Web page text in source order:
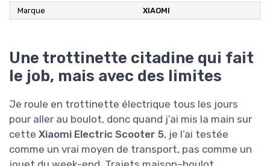
Marque ‎XIAOMI
Une trottinette citadine qui fait
le job, mais avec des limites
Je roule en trottinette électrique tous les jours
pour aller au boulot, donc quand j’ai mis la main sur
cette Xiaomi Electric Scooter 5, je l’ai testée
comme un vrai moyen de transport, pas comme un